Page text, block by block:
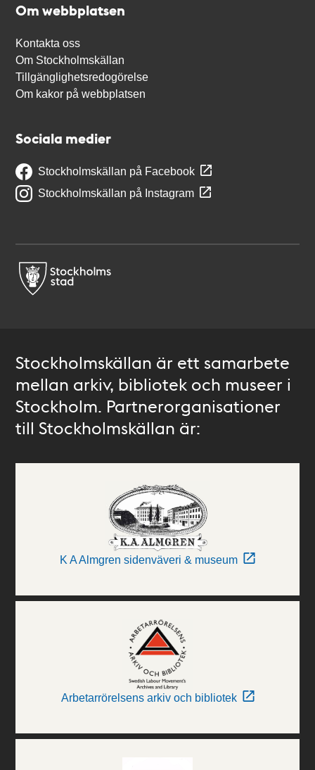
Om webbplatsen
Kontakta oss
Om Stockholmskällan
Tillgänglighetsredogörelse
Om kakor på webbplatsen
Sociala medier
Stockholmskällan på Facebook
Stockholmskällan på Instagram
Stockholmskällan är ett samarbete
mellan arkiv, bibliotek och museer i
Stockholm. Partnerorganisationer
till Stockholmskällan är:
K A Almgren sidenväveri & museum
Arbetarrörelsens arkiv och bibliotek